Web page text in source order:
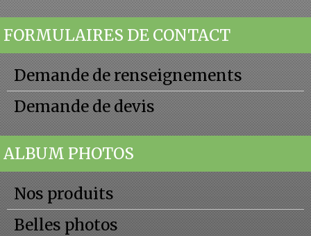
FORMULAIRES DE CONTACT
Demande de renseignements
Demande de devis
ALBUM PHOTOS
Nos produits
Belles photos